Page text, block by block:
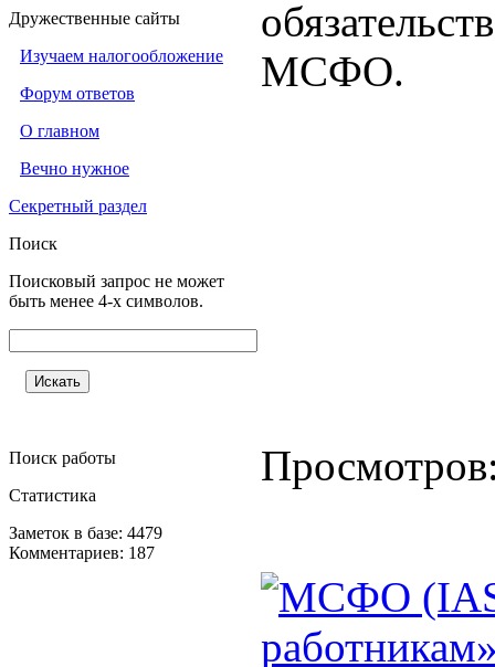
Дружественные сайты
Изучаем налогообложение
Форум ответов
О главном
Вечно нужное
Секретный раздел
Поиск
Поисковый запрос не может
быть менее 4-х символов.
Поиск работы
Статистика
Заметок в базе: 4479
Комментариев: 187
МСФО.
МСФО